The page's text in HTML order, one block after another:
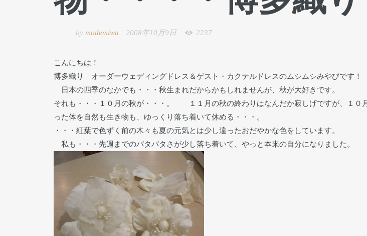
by modemiwa 2008年10月9日 2237
こんにちは！
博多織り オーダーウェディングドレス＆ゲスト・カクテルドレスのムシムシみやびです！
日本の四季のなかでも・・・秋生まれだからかもしれませんが、秋が大好きです。
それも・・・１０月の秋が・・・。 １１月の秋の終わりはなんだか寂しげですが、１０
った体を自然も生き物も、ゆっくり落ち着いて休める・・・。
・・・紅葉で色ずく前の木々も夏の元気とは少し違ったおだやかな色をしています。
私も・・・先週までのバタバタさが少し落ち着いて、やっと本来の自分になりました。